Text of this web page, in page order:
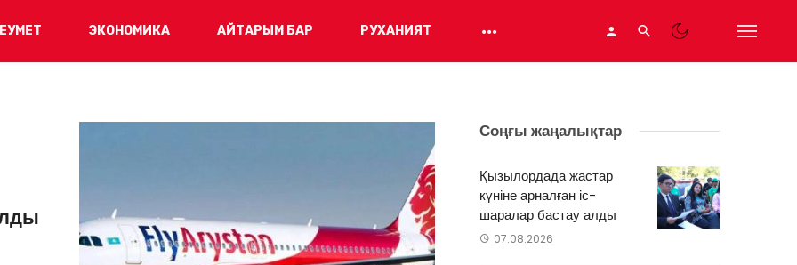
ЭКОНОМИКА АЙТАРЫМ БАР РУХАНИЯТ
Соңғы жаңалықтар
Қызылордада жастар
күніне арналған іс-
шаралар бастау алды
07.08.2026